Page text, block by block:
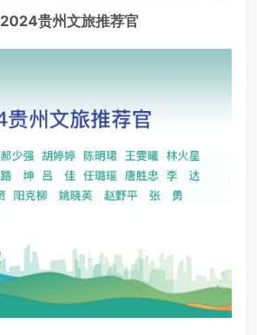
2024贵州文旅推荐官